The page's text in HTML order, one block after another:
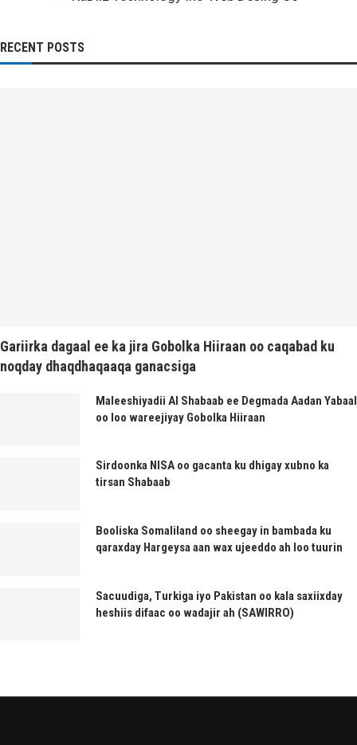
RECENT POSTS
Gariirka dagaal ee ka jira Gobolka Hiiraan oo caqabad ku
noqday dhaqdhaqaaqa ganacsiga
Maleeshiyadii Al Shabaab ee Degmada Aadan Yabaal
oo loo wareejiyay Gobolka Hiiraan
Sirdoonka NISA oo gacanta ku dhigay xubno ka
tirsan Shabaab
Booliska Somaliland oo sheegay in bambada ku
qaraxday Hargeysa aan wax ujeeddo ah loo tuurin
Sacuudiga, Turkiga iyo Pakistan oo kala saxiixday
heshiis difaac oo wadajir ah (SAWIRRO)